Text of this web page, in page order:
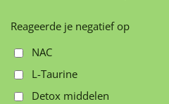
Reageerde je negatief op
NAC
L-Taurine
Detox middelen